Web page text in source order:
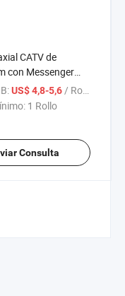
CATV de
con Messenger
Rg11
US$ 4,8-5,6/ Rollo
1 Rollo
Consulta